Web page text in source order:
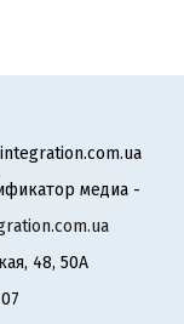
медиа -
48, 50А